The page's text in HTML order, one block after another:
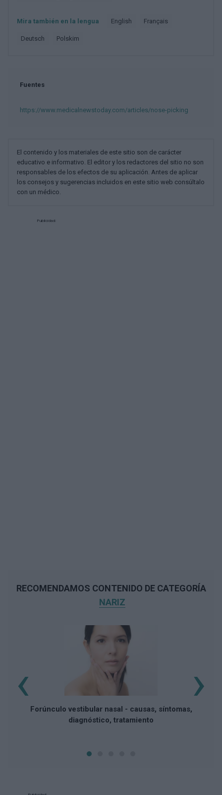
Mira también en la lengua english français
deutsch polskim
Fuentes
https://www.medicalnewstoday.com/articles/nose-picking
El contenido y los materiales de este sitio son de carácter
educativo e informativo. El editor y los redactores del sitio no son
responsables de los efectos de su aplicación. Antes de aplicar
los consejos y sugerencias incluidos en este sitio web consúltalo
con un médico.
Publicidad:
RECOMENDAMOS CONTENIDO DE CATEGORÍA
NARIZ
Forúnculo vestibular nasal - causas, síntomas,
diagnóstico, tratamiento
‹ ›